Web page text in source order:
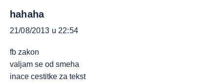
hahaha
21/08/2013 u 22:54
fb zakon
valjam se od smeha
inace cestitke za tekst